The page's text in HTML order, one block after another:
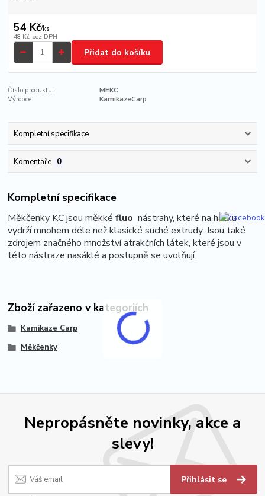
54 Kč/ks
48 Kč bez DPH
Přidat do košíku
Číslo produktu:
MEKC
Výrobce:
KamikazeCarp
Kompletní specifikace
Komentáře 0
Kompletní specifikace
Měkčenky KC jsou měkkéfluo nástrahy, které na háčku
vydrží mnohem déle než klasické suché extrudy. Jsou také
zdrojem značného množství atrakčních látek, které jsou v
této nástraze nasáklé a postupně se uvolňují.
Zboží zařazeno v kategoriích
Kamikaze Carp
Měkčenky
Nepropásněte novinky, akce a
slevy!
Přihlásit se